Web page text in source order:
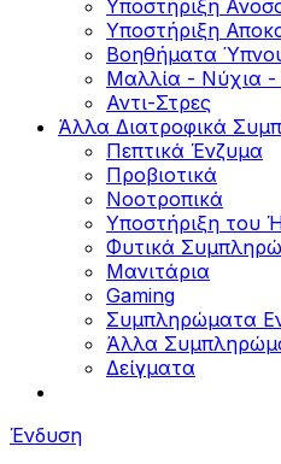
Υποστήριξη
Yποστήριξη
Βοηθήματα
Μαλλία - Νύχια -
Αντι-Στρες
Άλλα Διατροφικά
Πεπτικά Ένζυμα
Προβιοτικά
Νοοτροπικά
Υποστήριξη του
Φυτικά
Μανιτάρια
Gaming
Συμπληρώματα
Άλλα
Δείγματα
Ένδυση